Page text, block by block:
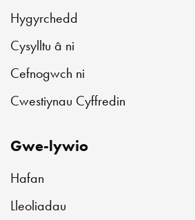
Hygyrchedd
Cysylltu â ni
Cefnogwch ni
Cwestiynau Cyffredin
Gwe-lywio
Hafan
Lleoliadau